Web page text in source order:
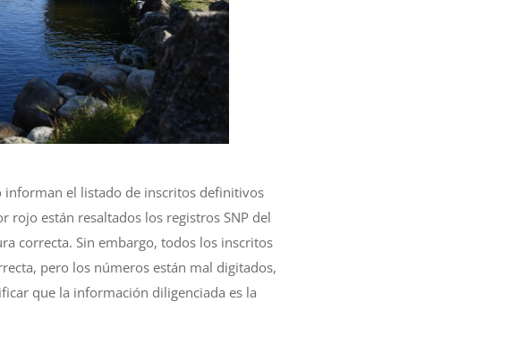
informan el listado de inscritos definitivos
rojo están resaltados los registros SNP del
correcta. Sin embargo, todos los inscritos
pero los números están mal digitados,
que la información diligenciada es la